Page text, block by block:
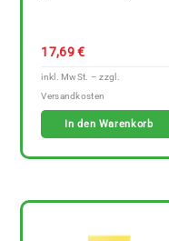
17,69€
In den Warenkorb